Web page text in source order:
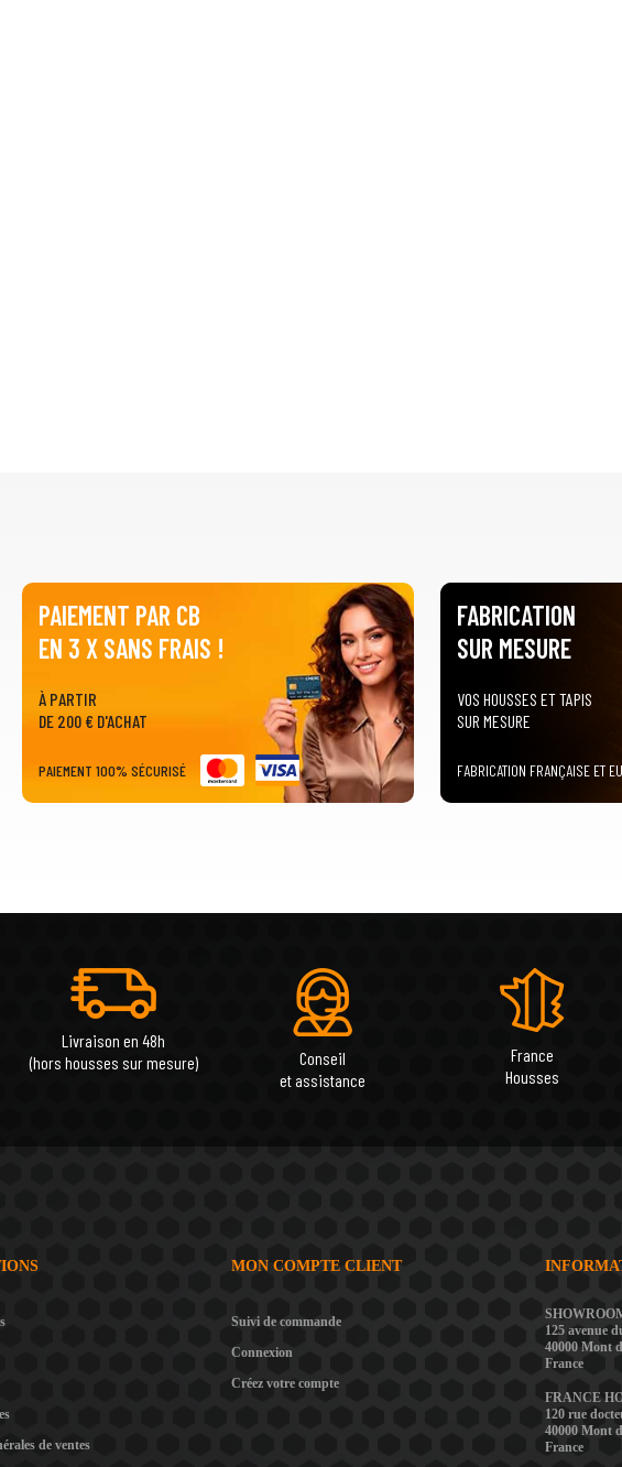
PAIEMENT PAR CB
EN 3 X SANS FRAIS !
À PARTIR
DE 200 € D'ACHAT
PAIEMENT 100% SÉCURISÉ
FABRICATION
SUR MESURE
VOS HOUSSES ET TAPIS
SUR MESURE
FABRICATION FRANÇAISE ET
Livraison en 48h
(hors housses sur mesure)
Conseil
et assistance
France
Housses
de ventes
MON COMPTE CLIENT
Suivi de commande
Connexion
Créez votre compte
125 avenue
40000 Mont
France
FRANCE
120 rue
40000 Mont
France